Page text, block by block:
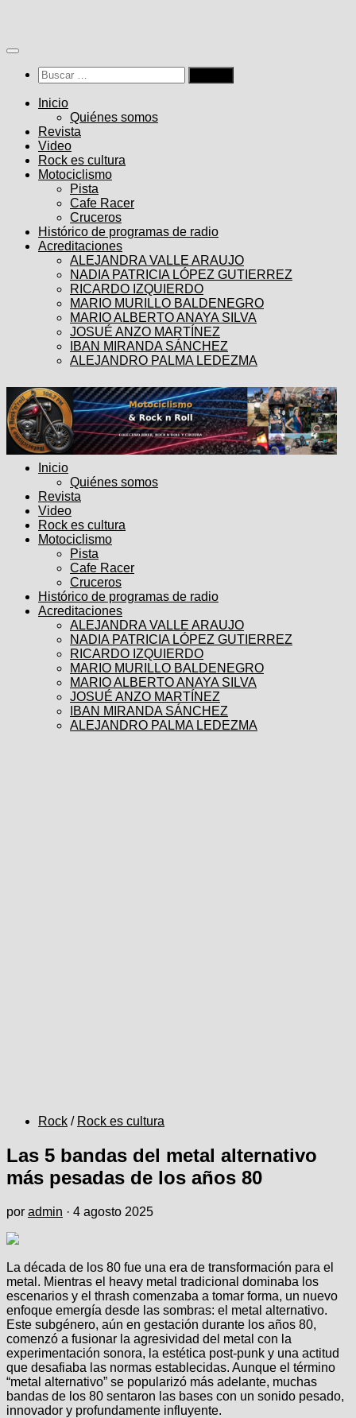
contenido
Buscar:
Inicio
Quiénes somos
Revista
Video
Rock es cultura
Motociclismo
Pista
Cafe Racer
Cruceros
Histórico de programas de radio
Acreditaciones
ALEJANDRA VALLE ARAUJO
NADIA PATRICIA LÓPEZ GUTIERREZ
RICARDO IZQUIERDO
MARIO MURILLO BALDENEGRO
MARIO ALBERTO ANAYA SILVA
JOSUÉ ANZO MARTÍNEZ
IBAN MIRANDA SÁNCHEZ
ALEJANDRO PALMA LEDEZMA
Inicio
Quiénes somos
Revista
Video
Rock es cultura
Motociclismo
Pista
Cafe Racer
Cruceros
Histórico de programas de radio
Acreditaciones
ALEJANDRA VALLE ARAUJO
NADIA PATRICIA LÓPEZ GUTIERREZ
RICARDO IZQUIERDO
MARIO MURILLO BALDENEGRO
MARIO ALBERTO ANAYA SILVA
JOSUÉ ANZO MARTÍNEZ
IBAN MIRANDA SÁNCHEZ
ALEJANDRO PALMA LEDEZMA
Rock / Rock es cultura
Las 5 bandas del metal alternativo
más pesadas de los años 80
por admin · 4 agosto 2025
La década de los 80 fue una era de transformación para el
metal. Mientras el heavy metal tradicional dominaba los
escenarios y el thrash comenzaba a tomar forma, un nuevo
enfoque emergía desde las sombras: el metal alternativo.
Este subgénero, aún en gestación durante los años 80,
comenzó a fusionar la agresividad del metal con la
experimentación sonora, la estética post-punk y una actitud
que desafiaba las normas establecidas. Aunque el término
“metal alternativo” se popularizó más adelante, muchas
bandas de los 80 sentaron las bases con un sonido pesado,
innovador y profundamente influyente.